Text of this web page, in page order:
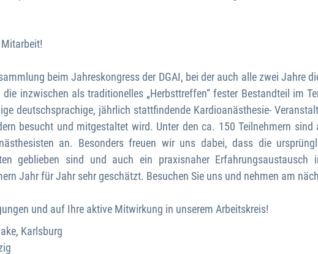
beim Jahreskongress der DGAI, bei der auch alle zwei Jahre
inzwischen als traditionelles „Herbsttreffen“ fester Bestandteil im
deutschsprachige, jährlich stattfindende Kardioanästhesie-
besucht und mitgestaltet wird. Unter den ca. 150 Teilnehmern
an. Besonders freuen wir uns dabei, dass die
geblieben sind und auch ein praxisnaher Erfahrungsaustausch
Jahr für Jahr sehr geschätzt. Besuchen Sie uns und nehmen am
und auf Ihre aktive Mitwirkung in unserem Arbeitskreis!
Karlsburg